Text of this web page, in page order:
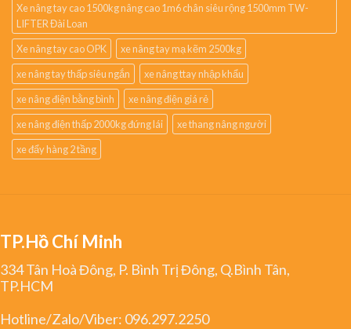
Xe nâng tay cao 1500kg nâng cao 1m6 chân siêu rộng 1500mm TW-
LIFTER Đài Loan
Xe nâng tay cao OPK
xe nâng tay mạ kẽm 2500kg
xe nâng tay thấp siêu ngắn
xe nâng ttay nhập khẩu
xe nâng điện bằng bình
xe nâng điện giá rẻ
xe nâng điện thấp 2000kg đứng lái
xe thang nâng người
xe đẩy hàng 2 tầng
TP.Hồ Chí Minh
334 Tân Hoà Đông, P. Bình Trị Đông, Q.Bình Tân,
TP.HCM
Hotline/Zalo/Viber: 096.297.2250